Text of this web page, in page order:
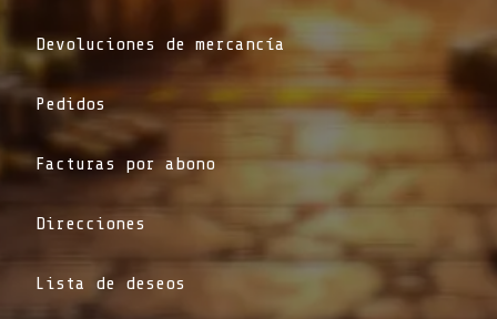
Devoluciones de mercancía
Pedidos
Facturas por abono
Direcciones
Lista de deseos